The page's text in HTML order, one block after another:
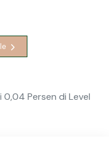
0,04 Persen di Level